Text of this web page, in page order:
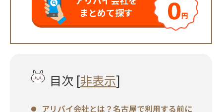
まとめて探す
目次 [非表示]
アリバイ会社とは？名古屋で利用する前に